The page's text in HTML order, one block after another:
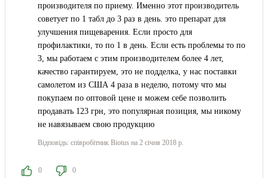
производителя по приему. Именно этот производитель
советует по 1 табл до 3 раз в день. это препарат для
улучшения пищеварения. Если просто для
профилактики, то по 1 в день. Если есть проблемы то по
3, мы работаем с этим производителем более 4 лет,
качество гарантируем, это не подделка, у нас поставки
самолетом из США 4 раза в неделю, потому что мы
покупаем по оптовой цене и можем себе позволить
продавать 123 грн, это популярная позиция, мы никому
не навязываем свою продукцию
Відповідь: співробітник Biotus на 2 січня 2018 р.
0 0